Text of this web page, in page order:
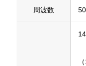
周波数